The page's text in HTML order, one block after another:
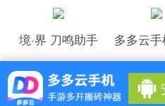
境·界 刀鸣助手 多多云